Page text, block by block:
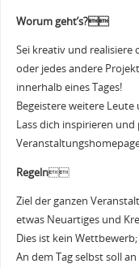
Worum geht’s?
Sei kreativ und realisiere
oder jedes andere
innerhalb eines Tages!
Begeistere weitere Leute
Lass dich inspirieren
Regeln
Ziel der ganzen
etwas Neuartiges und
Dies ist kein
An dem Tag selbst soll